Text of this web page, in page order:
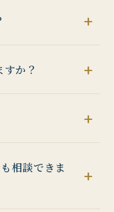
か？
相談できま